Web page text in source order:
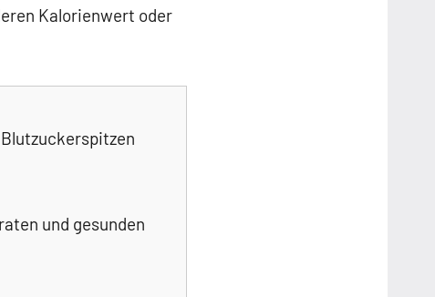
Kalorienwert oder
und gesunden